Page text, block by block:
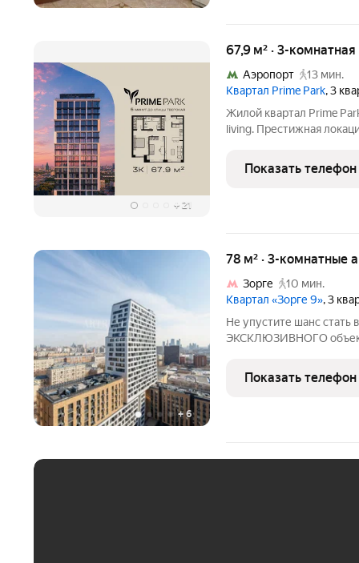
+ 21
67,9 м² · 3-
Аэропорт
13 мин.
Квартал Prime Park, 3
Жилой квартал Prime
living. Престижная
20 мин. до аэропорта
парка
Показать телефон
+ 6
78 м² · 3-комнатные
Зорге
10 мин.
Квартал «Зорге 9», 3
Не упустите шанс стать
ЭКСКЛЮЗИВНОГО
Апартаменты без
ул. Зорге, д.9А, корпус 6.
Показать телефон